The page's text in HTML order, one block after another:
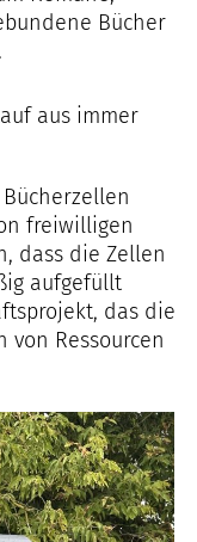
Bücher
aus immer
Bücherzellen
freiwilligen
dass die Zellen
aufgefüllt
das die
Ressourcen